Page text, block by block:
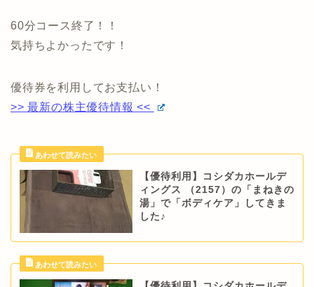
60分コース終了！！
気持ちよかったです！
優待券を利用してお支払い！
>> 最新の株主優待情報 <<
【優待利用】コシダカホールデ
ィングス （2157）の「まねきの
湯」で「ボディケア」してきま
した♪